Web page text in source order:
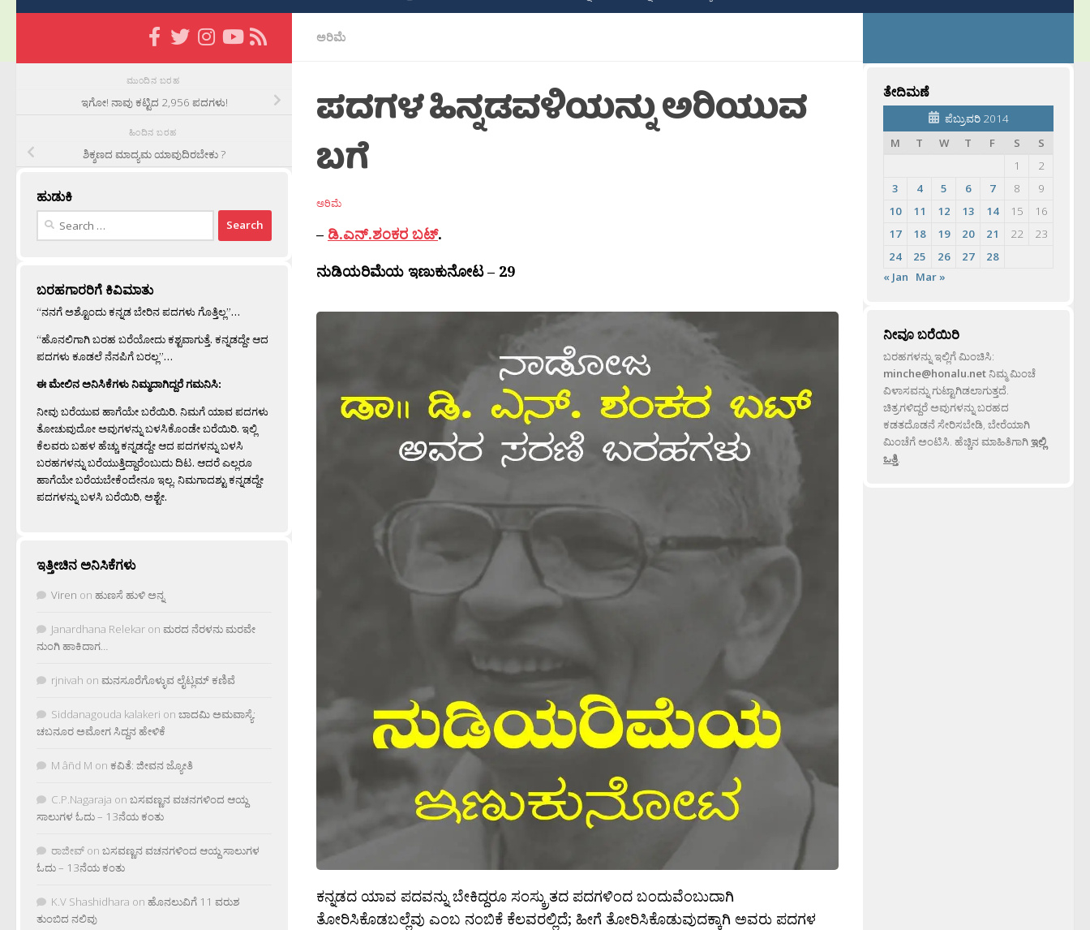
ಅರಿಮೆ
ಪದಗಳ ಹಿನ್ನಡವಳಿಯನ್ನು ಅರಿಯುವ
ಬಗೆ
ಅರಿಮೆ
– ಡಿ.ಎನ್.ಶಂಕರ ಬಟ್.
ನುಡಿಯರಿಮೆಯ ಇಣುಕುನೋಟ – 29
ಕನ್ನಡದ ಯಾವ ಪದವನ್ನು ಬೇಕಿದ್ದರೂ ಸಂಸ್ಕ್ರುತದ ಪದಗಳಿಂದ ಬಂದುವೆಂಬುದಾಗಿ
ತೋರಿಸಿಕೊಡಬಲ್ಲೆವು ಎಂಬ ನಂಬಿಕೆ ಕೆಲವರಲ್ಲಿದೆ; ಹೀಗೆ ತೋರಿಸಿಕೊಡುವುದಕ್ಕಾಗಿ ಅವರು ಪದಗಳ
ಮುಂದಿನ ಬರಹ
ಇಗೋ! ನಾವು ಕಟ್ಟಿದ 2,956 ಪದಗಳು!
ಹಿಂದಿನ ಬರಹ
ಶಿಕ್ಶಣದ ಮಾದ್ಯಮ ಯಾವುದಿರಬೇಕು ?
ಹುಡುಕಿ
Search
ಬರಹಗಾರರಿಗೆ ಕಿವಿಮಾತು
“ನನಗೆ ಅಶ್ಟೊಂದು ಕನ್ನಡ ಬೇರಿನ ಪದಗಳು ಗೊತ್ತಿಲ್ಲ”…
“ಹೊನಲಿಗಾಗಿ ಬರಹ ಬರೆಯೋದು ಕಶ್ಟವಾಗುತ್ತೆ. ಕನ್ನಡದ್ದೇ ಆದ
ಪದಗಳು ಕೂಡಲೆ ನೆನಪಿಗೆ ಬರಲ್ಲ”…
ಈ ಮೇಲಿನ ಅನಿಸಿಕೆಗಳು ನಿಮ್ಮದಾಗಿದ್ದರೆ ಗಮನಿಸಿ:
ನೀವು ಬರೆಯುವ ಹಾಗೆಯೇ ಬರೆಯಿರಿ. ನಿಮಗೆ ಯಾವ ಪದಗಳು
ತೋಚುವುದೋ ಅವುಗಳನ್ನು ಬಳಸಿಕೊಂಡೇ ಬರೆಯಿರಿ. ಇಲ್ಲಿ
ಕೆಲವರು ಬಹಳ ಹೆಚ್ಚು ಕನ್ನಡದ್ದೇ ಆದ ಪದಗಳನ್ನು ಬಳಸಿ
ಬರಹಗಳನ್ನು ಬರೆಯುತ್ತಿದ್ದಾರೆಂಬುದು ದಿಟ. ಆದರೆ ಎಲ್ಲರೂ
ಹಾಗೆಯೇ ಬರೆಯಬೇಕೆಂದೇನೂ ಇಲ್ಲ. ನಿಮಗಾದಶ್ಟು ಕನ್ನಡದ್ದೇ
ಪದಗಳನ್ನು ಬಳಸಿ ಬರೆಯಿರಿ, ಅಶ್ಟೇ.
ಇತ್ತೀಚಿನ ಅನಿಸಿಕೆಗಳು
Viren on ಹುಣಸೆ ಹುಳಿ ಅನ್ನ
Janardhana Relekar on ಮರದ ನೆರಳನು ಮರವೇ
ನುಂಗಿ ಹಾಕಿದಾಗ…
rjnivah on ಮನಸೂರೆಗೊಳ್ಳುವ ಲೈಟ್ಲಮ್ ಕಣಿವೆ
Siddanagouda kalakeri on ಬಾದಮಿ ಅಮವಾಸ್ಯೆ:
ಚಬನೂರ ಅಮೋಗ ಸಿದ್ದನ ಹೇಳಿಕೆ
M âñd M on ಕವಿತೆ: ಜೀವನ ಜ್ಯೋತಿ
C.P.Nagaraja on ಬಸವಣ್ಣನ ವಚನಗಳಿಂದ ಆಯ್ದ
ಸಾಲುಗಳ ಓದು – 13ನೆಯ ಕಂತು
ರಾಜೀವ್ on ಬಸವಣ್ಣನ ವಚನಗಳಿಂದ ಆಯ್ದ ಸಾಲುಗಳ
ಓದು – 13ನೆಯ ಕಂತು
K.V Shashidhara on ಹೊನಲುವಿಗೆ 11 ವರುಶ
ತುಂಬಿದ ನಲಿವು
ತೇದಿಮಣೆ
ಪೆಬ್ರುವರಿ 2014
M
T W T F S
S
1
2
3
4 5 6 7 8
9
10
11 12 13 14 15
16
17
18 19 20 21 22
23
24
25 26 27
28
« Jan
Mar »
ನೀವೂ ಬರೆಯಿರಿ
ಬರಹಗಳನ್ನು ಇಲ್ಲಿಗೆ ಮಿಂಚಿಸಿ:
minche@honalu.netನಿಮ್ಮ ಮಿಂಚೆ
ವಿಳಾಸವನ್ನು ಗುಟ್ಟಾಗಿಡಲಾಗುತ್ತದೆ.
ಚಿತ್ರಗಳಿದ್ದರೆ ಅವುಗಳನ್ನು ಬರಹದ
ಕಡತದೊಡನೆ ಸೇರಿಸಬೇಡಿ, ಬೇರೆಯಾಗಿ
ಮಿಂಚೆಗೆ ಅಂಟಿಸಿ. ಹೆಚ್ಚಿನ ಮಾಹಿತಿಗಾಗಿಇಲ್ಲಿ
ಒತ್ತಿ.